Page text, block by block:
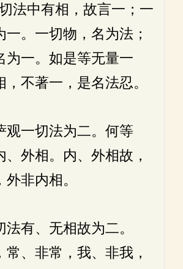
法中有相，故言一；一
一。一切物，名为法；
为一。如是等无量一
，不著一，是名法忍。
观一切法为二。何等
、外相。内、外相故，
非内相。
有、无相故为二。
常、非常，我、非我，